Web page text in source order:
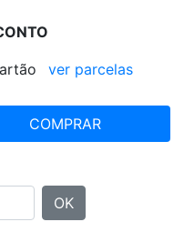
ver parcelas
COMPRAR
OK